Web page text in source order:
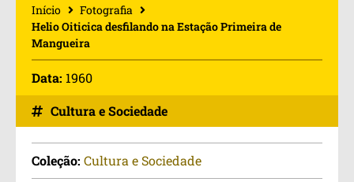
Início
Fotografia
Helio Oiticica desfilando na Estação Primeira de
Mangueira
Data: 1960
Cultura e Sociedade
Coleção: Cultura e Sociedade